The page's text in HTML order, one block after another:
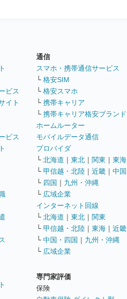
ビス
イト
ビス
通信
スマホ・携帯通信サービス
└ 格安SIM
└ 格安スマホ
└ 携帯キャリア
└ 携帯キャリア格安ブランド
ホームルーター
モバイルデータ通信
プロバイダ
└ 北海道 ｜ 東北 ｜ 関東 ｜ 東海
└ 甲信越・北陸 ｜ 近畿 ｜ 中国
└ 四国 ｜ 九州・沖縄
└ 広域企業
インターネット回線
└ 北海道 ｜ 東北 ｜ 関東
└ 甲信越・北陸 ｜ 東海 ｜ 近畿
└ 中国・四国 ｜ 九州・沖縄
└ 広域企業
専門家評価
保険